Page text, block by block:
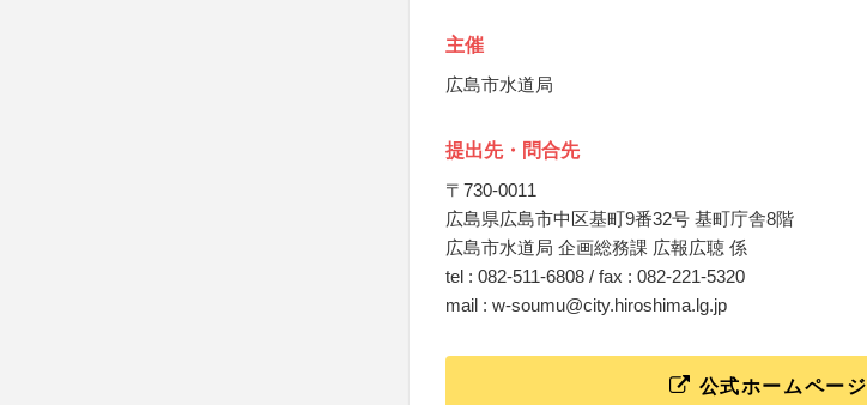
主催
広島市水道局
提出先・問合先
〒730-0011
広島県広島市中区基町9番32号 基町庁舎8階
広島市水道局 企画総務課 広報広聴 係
tel : 082-511-6808 / fax : 082-221-5320
mail : w-soumu@city.hiroshima.lg.jp
公式ホームページ